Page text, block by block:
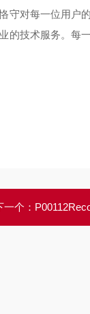
守对每一位用户
的技术服务。每
一个：